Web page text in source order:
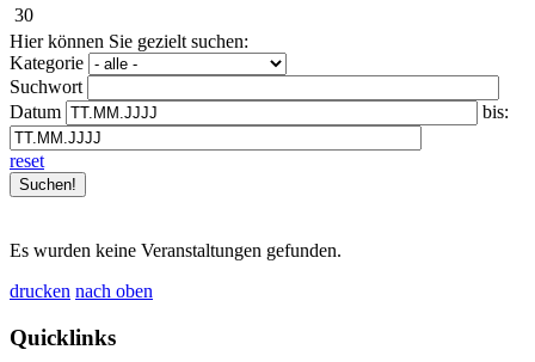
30
Hier können Sie gezielt suchen:
Kategorie
Suchwort
Datum
bis:
reset
Es wurden keine Veranstaltungen gefunden.
drucken nach oben
Quicklinks